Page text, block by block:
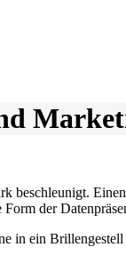
beschleunigt.
der
in ein